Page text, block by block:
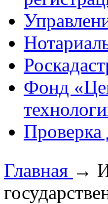
Фонд
Проверка
Главная →